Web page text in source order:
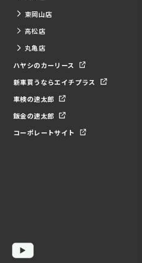
東岡山店
高松店
丸亀店
ハヤシのカーリース
新車買うならエイチプラス
車検の速太郎
鈑金の速太郎
コーポレートサイト